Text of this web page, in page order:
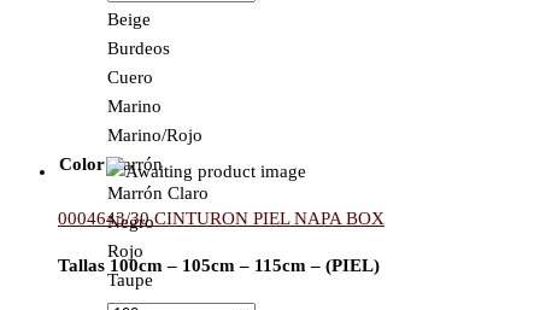
Color
Beige
Burdeos
Cuero
Marino
Marino/Rojo
Marrón
Marrón Claro
Negro
Rojo
Taupe
0004643/30 CINTURON PIEL NAPA BOX
Tallas 100cm – 105cm – 115cm – (PIEL)